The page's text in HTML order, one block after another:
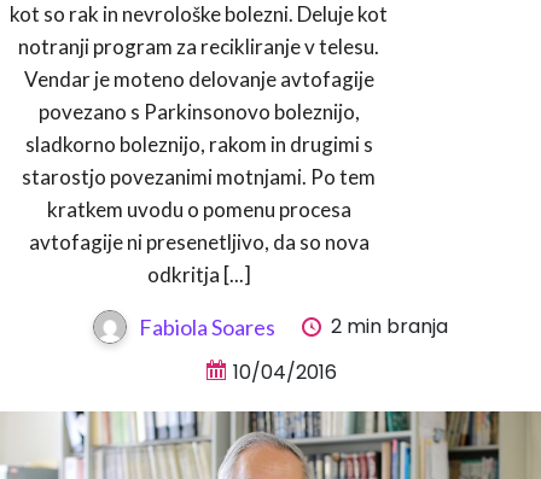
kot so rak in nevrološke bolezni. Deluje kot
notranji program za recikliranje v telesu.
Vendar je moteno delovanje avtofagije
povezano s Parkinsonovo boleznijo,
sladkorno boleznijo, rakom in drugimi s
starostjo povezanimi motnjami. Po tem
kratkem uvodu o pomenu procesa
avtofagije ni presenetljivo, da so nova
odkritja [...]
Fabiola Soares
2 min branja
10/04/2016